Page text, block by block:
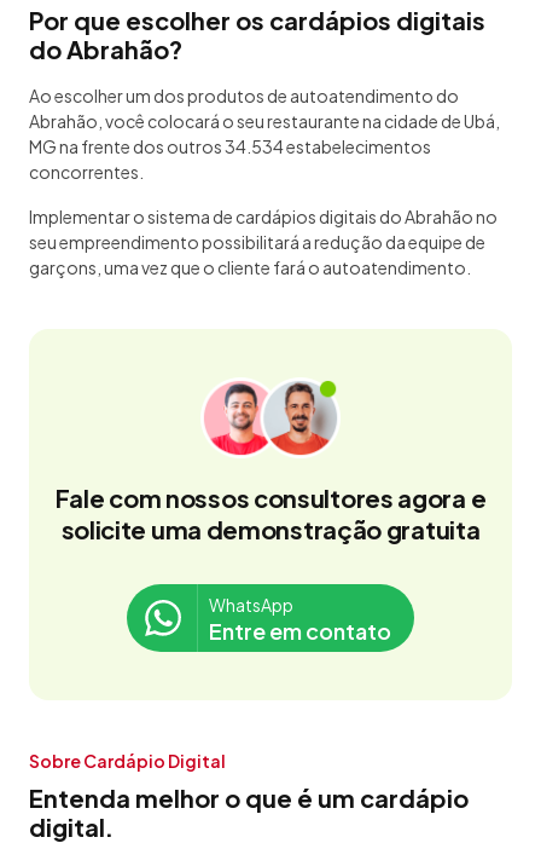
Por que escolher os cardápios digitais
do Abrahão?
Ao escolher um dos produtos de autoatendimento do
Abrahão, você colocará o seu restaurante na cidade de Ubá,
MG na frente dos outros 34.534 estabelecimentos
concorrentes.
Implementar o sistema de cardápios digitais do Abrahão no
seu empreendimento possibilitará a redução da equipe de
garçons, uma vez que o cliente fará o autoatendimento.
Fale com nossos consultores agora e
solicite uma demonstração gratuita
WhatsApp
Entre em contato
Sobre Cardápio Digital
Entenda melhor o que é um cardápio
digital.